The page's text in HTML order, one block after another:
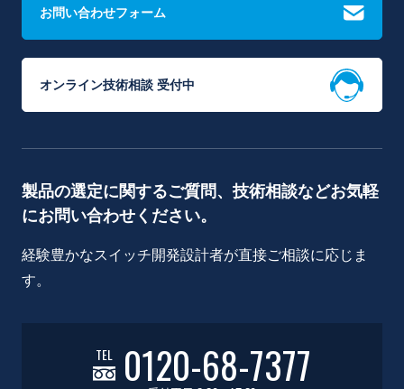
お問い合わせフォーム
オンライン技術相談 受付中
製品の選定に関するご質問、技術相談などお気軽
にお問い合わせください。
経験豊かなスイッチ開発設計者が直接ご相談に応じま
す。
TEL 0120-68-7377